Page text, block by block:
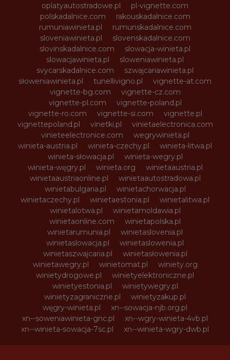
oplatyautostradowe.pl
pl-vignette.com
polskadalnice.com
rakouskadalnice.com
rumuniawinieta.pl
rumunskadalnice.com
sloveniawinieta.pl
slovenskadalnice.com
slovinskadalnice.com
slowacja-winieta.pl
slowacjawinieta.pl
sloweniawinieta.pl
svycarskadalnice.com
szwajcariawinieta.pl
słoweniawinieta.pl
tunellivigno.pl
vignette-at.com
vignette-bg.com
vignette-cz.com
vignette-pl.com
vignette-poland.pl
vignette-ro.com
vignette-si.com
vignette.pl
vignettepoland.pl
vinetki.pl
vinietaelectronica.com
vinieteelectronice.com
wegrywinieta.pl
winieta-austria.pl
winieta-czechy.pl
winieta-litwa.pl
winieta-słowacja.pl
winieta-wegry.pl
winieta-węgry.pl
winieta.org
winietaaustria.pl
winietaaustriaonline.pl
winietaautostradowa.pl
winietabulgaria.pl
winietachorwacja.pl
winietaczechy.pl
winietaestonia.pl
winietalitwa.pl
winietalotwa.pl
winietamoldawia.pl
winietaonline.com
winietapolska.pl
winietarumunia.pl
winietaslovenia.pl
winietaslowacja.pl
winietaslowenia.pl
winietaszwajcaria.pl
winietasłowenia.pl
winietawegry.pl
winietomat.pl
winiety.org
winietydrogowe.pl
winietyelektroniczne.pl
winietyestonia.pl
winietywegry.pl
winietyzagraniczne.pl
winietyzakup.pl
węgry-winieta.pl
xn--sowacja-njb.org.pl
xn--soweniawinieta-gnc.pl
xn--wgry-winieta-4vb.pl
xn--winieta-sowacja-7sc.pl
xn--winieta-wgry-dwb.pl